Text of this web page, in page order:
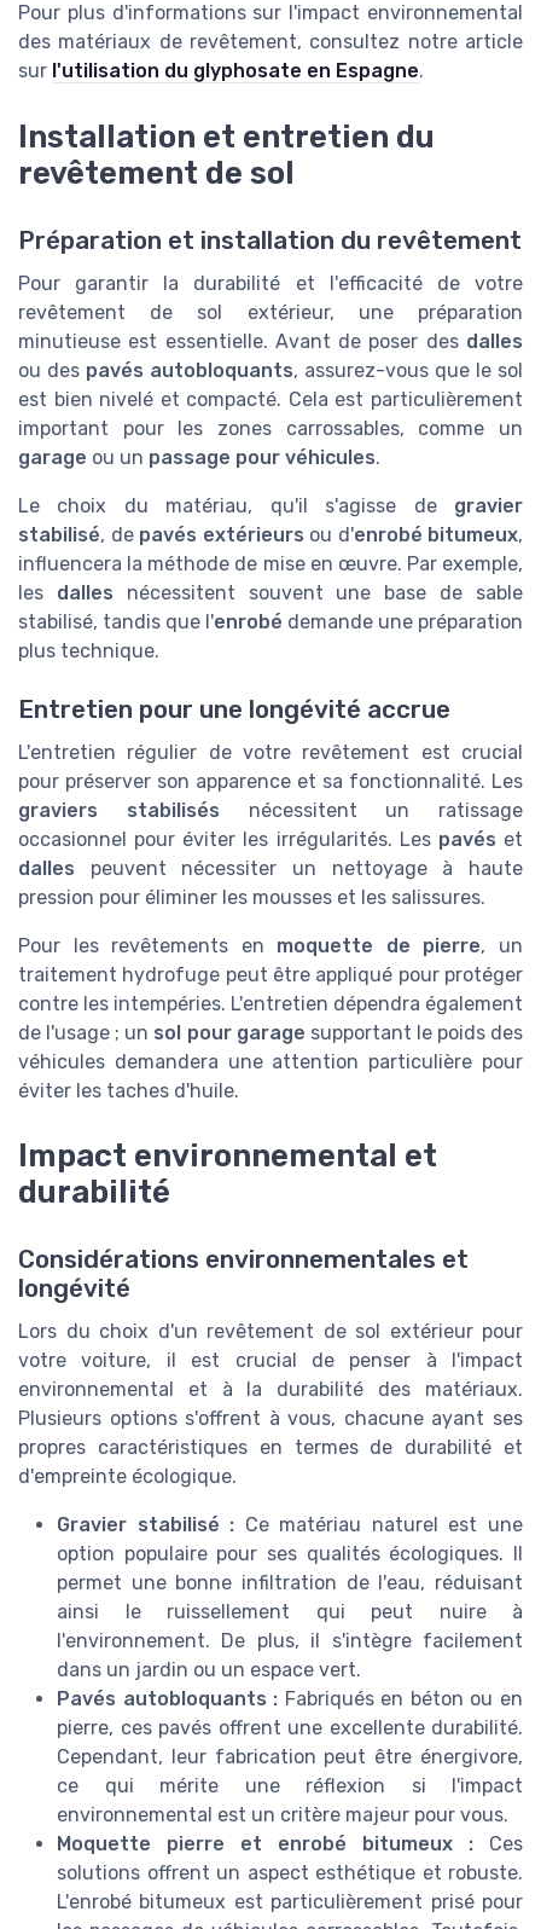
Pour plus d'informations sur l'impact environnemental
des matériaux de revêtement, consultez notre article
sur l'utilisation du glyphosate en Espagne.
Installation et entretien du
revêtement de sol
Préparation et installation du revêtement
Pour garantir la durabilité et l'efficacité de votre
revêtement de sol extérieur, une préparation
minutieuse est essentielle. Avant de poser des dalles
ou des pavés autobloquants, assurez-vous que le sol
est bien nivelé et compacté. Cela est particulièrement
important pour les zones carrossables, comme un
garage ou un passage pour véhicules.
Le choix du matériau, qu'il s'agisse de gravier
stabilisé, de pavés extérieurs ou d'enrobé bitumeux,
influencera la méthode de mise en œuvre. Par exemple,
les dalles nécessitent souvent une base de sable
stabilisé, tandis que l'enrobé demande une préparation
plus technique.
Entretien pour une longévité accrue
L'entretien régulier de votre revêtement est crucial
pour préserver son apparence et sa fonctionnalité. Les
graviers stabilisés nécessitent un ratissage
occasionnel pour éviter les irrégularités. Les pavés et
dalles peuvent nécessiter un nettoyage à haute
pression pour éliminer les mousses et les salissures.
Pour les revêtements en moquette de pierre, un
traitement hydrofuge peut être appliqué pour protéger
contre les intempéries. L'entretien dépendra également
de l'usage ; un sol pour garage supportant le poids des
véhicules demandera une attention particulière pour
éviter les taches d'huile.
Impact environnemental et
durabilité
Considérations environnementales et
longévité
Lors du choix d'un revêtement de sol extérieur pour
votre voiture, il est crucial de penser à l'impact
environnemental et à la durabilité des matériaux.
Plusieurs options s'offrent à vous, chacune ayant ses
propres caractéristiques en termes de durabilité et
d'empreinte écologique.
Gravier stabilisé : Ce matériau naturel est une
option populaire pour ses qualités écologiques. Il
permet une bonne infiltration de l'eau, réduisant
ainsi le ruissellement qui peut nuire à
l'environnement. De plus, il s'intègre facilement
dans un jardin ou un espace vert.
Pavés autobloquants : Fabriqués en béton ou en
pierre, ces pavés offrent une excellente durabilité.
Cependant, leur fabrication peut être énergivore,
ce qui mérite une réflexion si l'impact
environnemental est un critère majeur pour vous.
Moquette pierre et enrobé bitumeux : Ces
solutions offrent un aspect esthétique et robuste.
L'enrobé bitumeux est particulièrement prisé pour